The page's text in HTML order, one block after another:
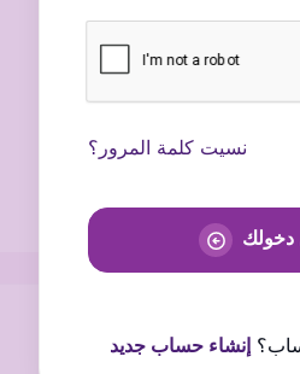
نسيت كلمة المرور؟
إنشاء حساب جديد